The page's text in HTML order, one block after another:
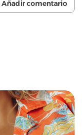
Añadir comentario